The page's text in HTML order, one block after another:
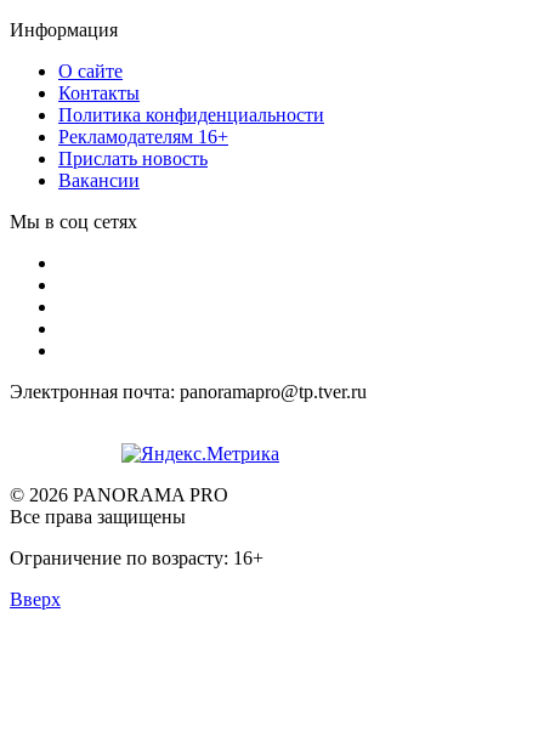
Информация
О сайте
Контакты
Политика конфиденциальности
Рекламодателям 16+
Прислать новость
Вакансии
Мы в соц сетях
Электронная почта: panoramapro@tp.tver.ru
© 2026 PANORAMA PRO
Все права защищены
Ограничение по возрасту: 16+
Вверх